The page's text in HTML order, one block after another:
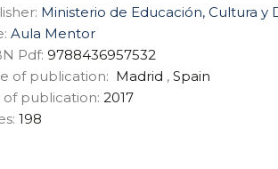
Ministerio de Educación, Cultura y
Aula Mentor
Pdf: 9788436957532
of publication: Madrid , Spain
of publication: 2017
198